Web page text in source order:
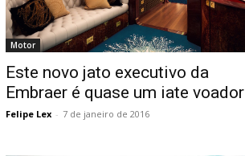
Motor
Este novo jato executivo da
Embraer é quase um iate voador
Felipe Lex - 7 de janeiro de 2016